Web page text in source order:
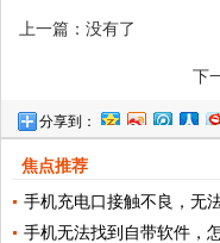
上一篇：没有了
下
分享到：
焦点推荐
手机充电口接触不良，无
手机无法找到自带软件，